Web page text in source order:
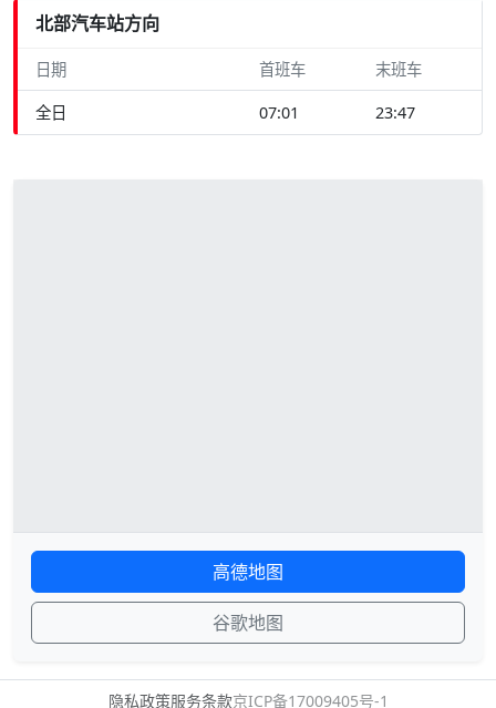
北部汽车站方向
日期 首班车 末班车
全日 07:01 23:47
高德地图
谷歌地图
隐私政策服务条款京ICP备17009405号-1